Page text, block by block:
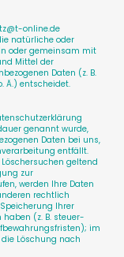
online.de
natürliche oder
oder gemeinsam mit
Mittel der
Daten (z. B.
Ä.) entscheidet.
genannt wurde,
Daten bei uns,
entfällt.
geltend
zur
werden Ihre Daten
rechtlich
Ihrer
haben (z. B. steuer-
im
Löschung nach